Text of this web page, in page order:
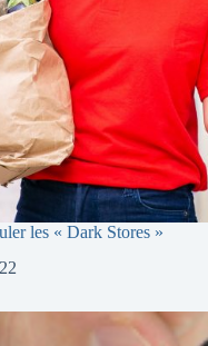
les « Dark Stores »